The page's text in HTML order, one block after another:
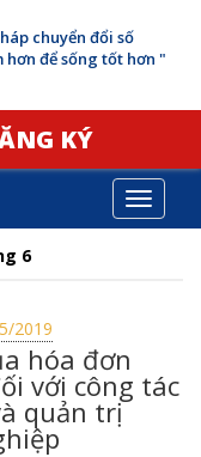
chuyển đổi số
hơn để sống tốt hơn "
KÝ
Toggle
6
2019
hóa đơn
với công tác
quản trị